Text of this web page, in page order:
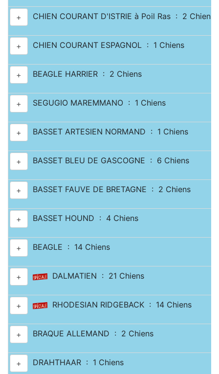
+ CHIEN COURANT D'ISTRIE à Poil Ras : 2 Chiens
+ CHIEN COURANT ESPAGNOL : 1 Chiens
+ BEAGLE HARRIER : 2 Chiens
+ SEGUGIO MAREMMANO : 1 Chiens
+ BASSET ARTESIEN NORMAND : 1 Chiens
+ BASSET BLEU DE GASCOGNE : 6 Chiens
+ BASSET FAUVE DE BRETAGNE : 2 Chiens
+ BASSET HOUND : 4 Chiens
+ BEAGLE : 14 Chiens
+ DALMATIEN : 21 Chiens
+ RHODESIAN RIDGEBACK : 14 Chiens
+ BRAQUE ALLEMAND : 2 Chiens
+ DRAHTHAAR : 1 Chiens